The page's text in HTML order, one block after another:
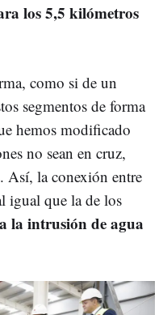
los 5,5 kilómetros
como si de un
segmentos de forma
hemos modificado
no sean en cruz,
Así, la conexión entre
igual que la de los
la intrusión de agua